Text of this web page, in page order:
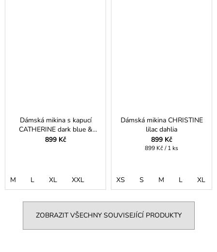
Dámská mikina s kapucí
CATHERINE dark blue &
camel
899 Kč
M L XL XXL
Dámská mikina CHRISTINE
lilac dahlia
899 Kč
Měrná
899 Kč / 1 ks
XS S M L XL
ZOBRAZIT VŠECHNY SOUVISEJÍCÍ PRODUKTY